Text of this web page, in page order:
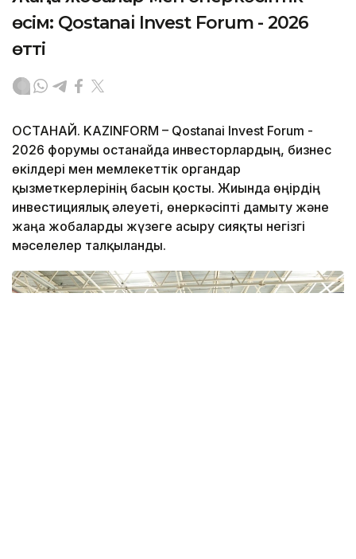
өсім: Qostanai Invest Forum - 2026
өтті
ҚОСТАНАЙ. KAZINFORM – Qostanai Invest Forum -
2026 форумы Қостанайда инвесторлардың, бизнес
өкілдері мен мемлекеттік органдар
қызметкерлерінің басын қосты. Жиында өңірдің
инвестициялық әлеуеті, өнеркәсіпті дамыту және
жаңа жобаларды жүзеге асыру сияқты негізгі
мәселелер талқыланды.